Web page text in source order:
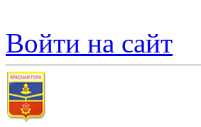
Войти на сайт